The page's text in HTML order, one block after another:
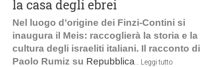
la casa degli ebrei
Nel luogo d’origine dei Finzi-Contini si
inaugura il Meis: raccoglierà la storia e la
cultura degli israeliti italiani. Il racconto di
Paolo Rumiz su Repubblica Leggi tutto